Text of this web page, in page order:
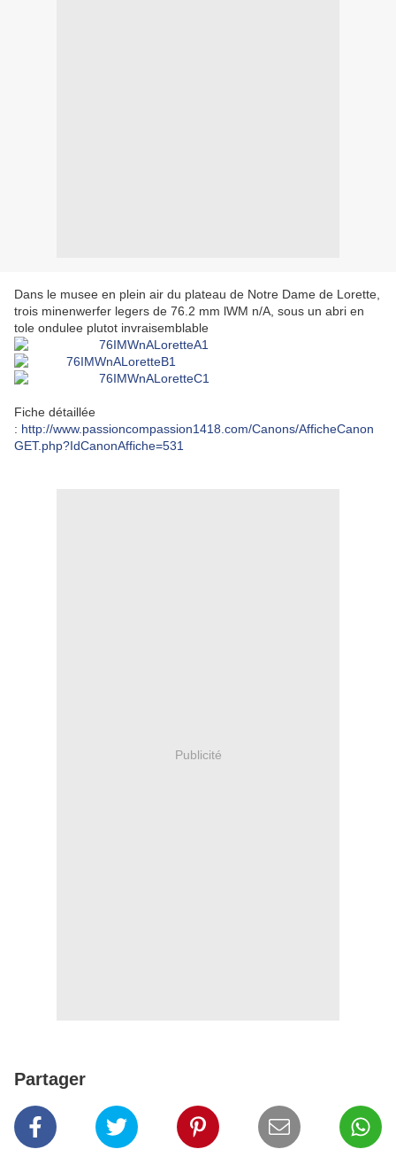
Dans le musee en plein air du plateau de Notre Dame de Lorette,
trois minenwerfer legers de 76.2 mm lWM n/A, sous un abri en
tole ondulee plutot invraisemblable
Fiche détaillée
: http://www.passioncompassion1418.com/Canons/AfficheCanon
GET.php?IdCanonAffiche=531
Publicité
Partager